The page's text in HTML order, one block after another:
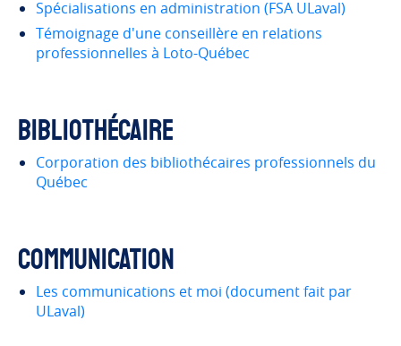
Spécialisations en administration (FSA ULaval)
Témoignage d'une conseillère en relations
professionnelles à Loto-Québec
Bibliothécaire
Corporation des bibliothécaires professionnels du
Québec
Communication
Les communications et moi (document fait par
ULaval)